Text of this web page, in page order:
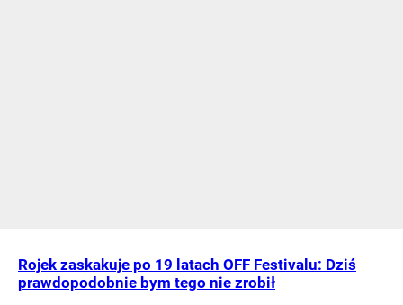
Rojek zaskakuje po 19 latach OFF Festivalu: Dziś
prawdopodobnie bym tego nie zrobił